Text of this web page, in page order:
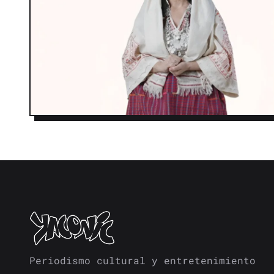
Periodismo cultural y entretenimiento